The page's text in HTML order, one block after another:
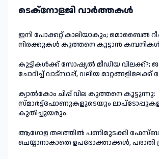
ടെക്നോളജി വാർത്തകള്‍
ഇനി പോക്കറ്റ് കാലിയാകും; മൊബൈൽ
നിരക്കുകൾ കുത്തനെ കൂട്ടാൻ
കുട്ടികൾക്ക് സോഷ്യൽ മീഡിയ വിലക്ക്?;
ചോദിച്ച് വാട്‌സാപ്പ്, വലിയ മാറ്റങ്ങളിലേക്ക്
ക്വാൽകോം ചിപ്പ് വില കുത്തനെ കൂട്ടുന്നു:
സ്മാർട്ട്ഫോണുകളുടെയും
കുതിച്ചുയരും.
ആഗോള തലത്തിൽ പണിമുടക്കി
ചെയ്യാനാകാതെ ഉപഭോക്താക്കള്‍, പരാതി